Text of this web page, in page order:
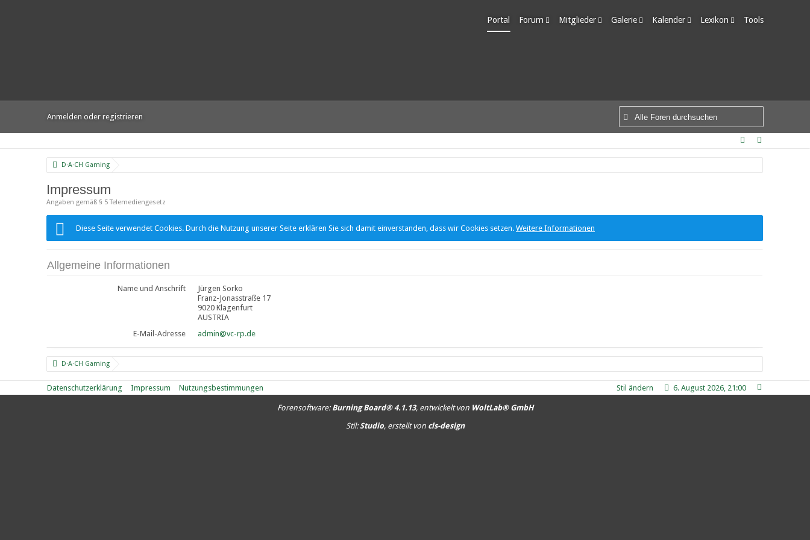
Anmelden oder registrieren
Portal Forum Mitglieder Galerie Kalender Lexikon Tools
D·A·CH Gaming
Impressum
Angaben gemäß § 5 Telemediengesetz
Diese Seite verwendet Cookies. Durch die Nutzung unserer Seite erklären Sie sich damit einverstanden, dass wir Cookies setzen. Weitere Informationen
Allgemeine Informationen
Name und Anschrift
Jürgen Sorko
Franz-Jonasstraße 17
9020 Klagenfurt
AUSTRIA
E-Mail-Adresse
admin@vc-rp.de
D·A·CH Gaming
Datenschutzerklärung Impressum Nutzungsbestimmungen 6. August 2026, 21:00
Stil ändern
Forensoftware: Burning Board® 4.1.13, entwickelt von WoltLab® GmbH
Stil:Studio, erstellt von cls-design